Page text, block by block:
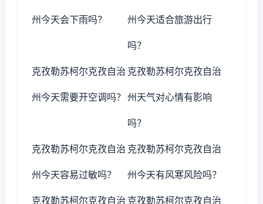
州今天会下雨吗？ 州今天适合旅游出行
吗？
克孜勒苏柯尔克孜自治
州今天需要开空调吗？
克孜勒苏柯尔克孜自治
州天气对心情有影响
吗？
克孜勒苏柯尔克孜自治
州今天容易过敏吗？
克孜勒苏柯尔克孜自治
州今天有风寒风险吗？
克孜勒苏柯尔克孜自治 克孜勒苏柯尔克孜自治